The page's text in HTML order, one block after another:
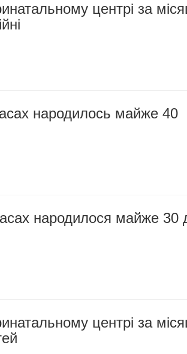
центрі за
народилось майже 40
народилося майже 30
центрі за